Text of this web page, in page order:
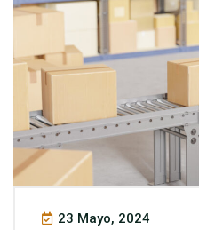
23 Mayo, 2024